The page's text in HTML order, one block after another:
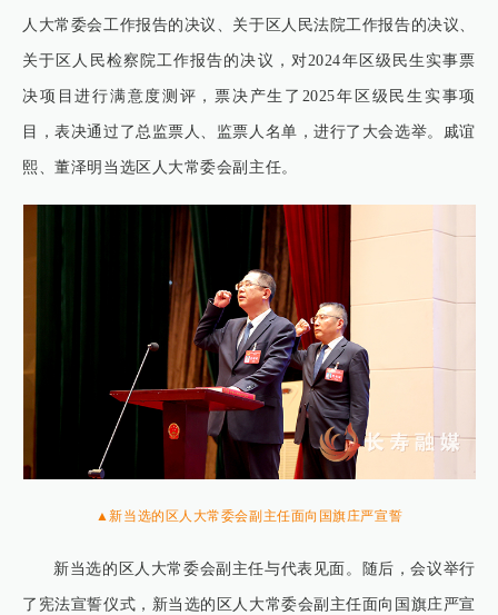
人大常委会工作报告的决议、关于区人民法院工作报告的决议、
关于区人民检察院工作报告的决议，对2024年区级民生实事票
决项目进行满意度测评，票决产生了2025年区级民生实事项
目，表决通过了总监票人、监票人名单，进行了大会选举。戚谊
熙、董泽明当选区人大常委会副主任。
▲新当选的区人大常委会副主任面向国旗庄严宣誓
新当选的区人大常委会副主任与代表见面。随后，会议举行
了宪法宣誓仪式，新当选的区人大常委会副主任面向国旗庄严宣